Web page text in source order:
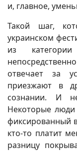
и, главное,
Такой шаг,
украинском
из
отвечает за
приезжают в
сознании. И
Некоторые
фиксированный
кто-то платит
разницу